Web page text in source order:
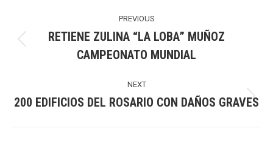
PREVIOUS
post:
RETIENE ZULINA “LA LOBA” MUÑOZ
CAMPEONATO MUNDIAL
NEXT
Next
200 EDIFICIOS DEL ROSARIO CON DAÑOS GRAVES